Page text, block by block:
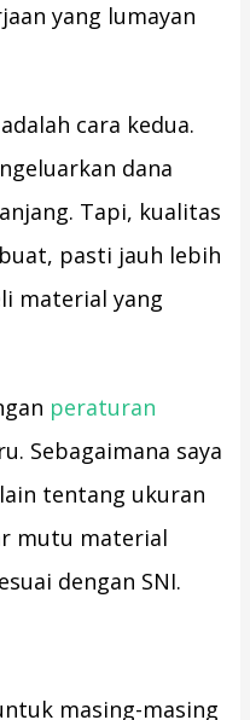
yang lumayan
cara kedua.
dana
Tapi, kualitas
pasti jauh lebih
material yang
peraturan
Sebagaimana saya
tentang ukuran
mutu material
dengan SNI.
masing-masing